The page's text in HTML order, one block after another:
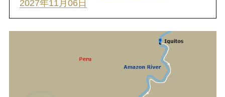
2027年11月06日